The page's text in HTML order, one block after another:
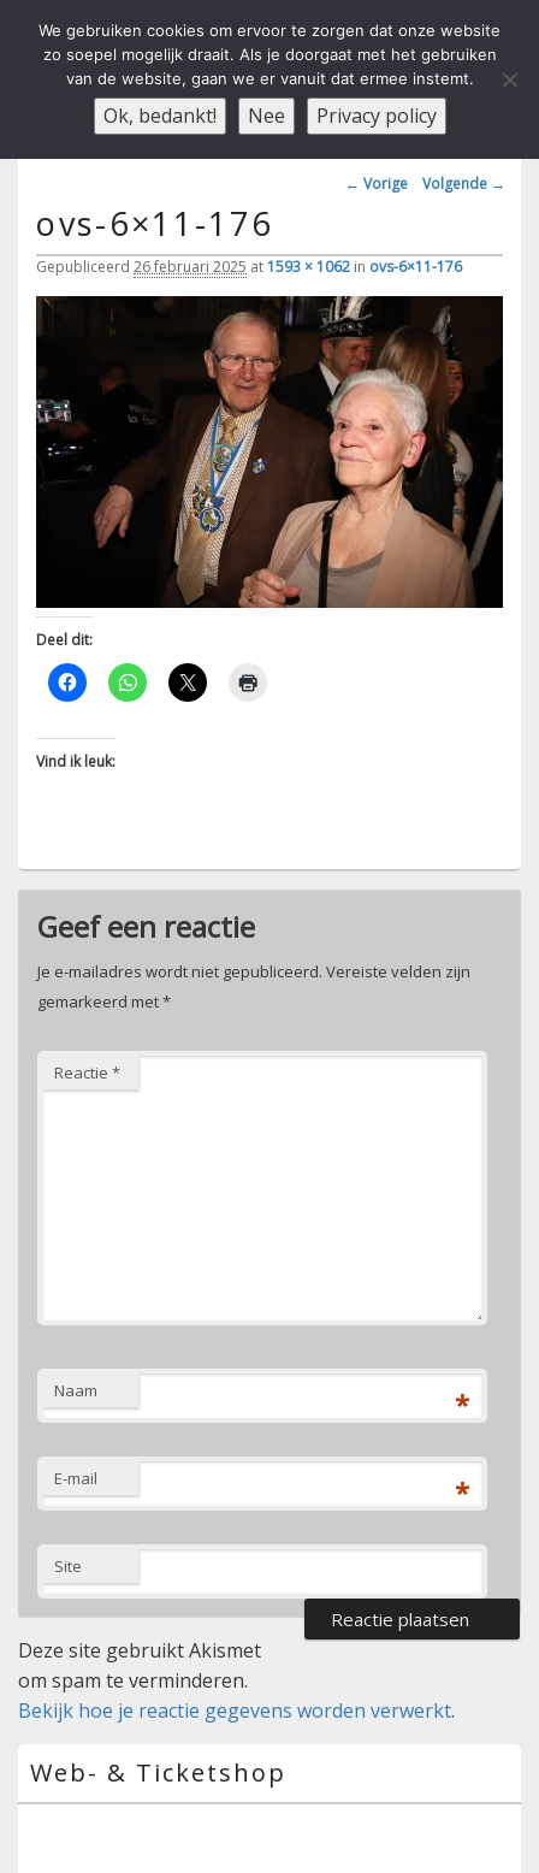
Carnavals Verain Der Ouwe
Voesbalsjong
anno 1959 va R.K.T.S.V. Menu
Afbeeldingsnavigatie
← Vorige Volgende →
ovs-6×11-176
Gepubliceerd 26 februari 2025 at1593 × 1062 in ovs-6×11-176
Deel dit:
Vind ik leuk:
Geef een reactie
Je e-mailadres wordt niet gepubliceerd. Vereiste velden zijn
gemarkeerd met*
Reactie *
Naam *
E-mail *
Site
Deze site gebruikt Akismet
om spam te verminderen.
Bekijk hoe je reactie gegevens worden verwerkt.
zijbalk
widget
Web- & Ticketshop
We gebruiken cookies om ervoor te zorgen dat onze website
zo soepel mogelijk draait. Als je doorgaat met het gebruiken
van de website, gaan we er vanuit dat ermee instemt.
Ok, bedankt! Nee Privacy policy